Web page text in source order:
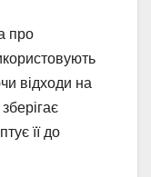
про
відходи на
її до